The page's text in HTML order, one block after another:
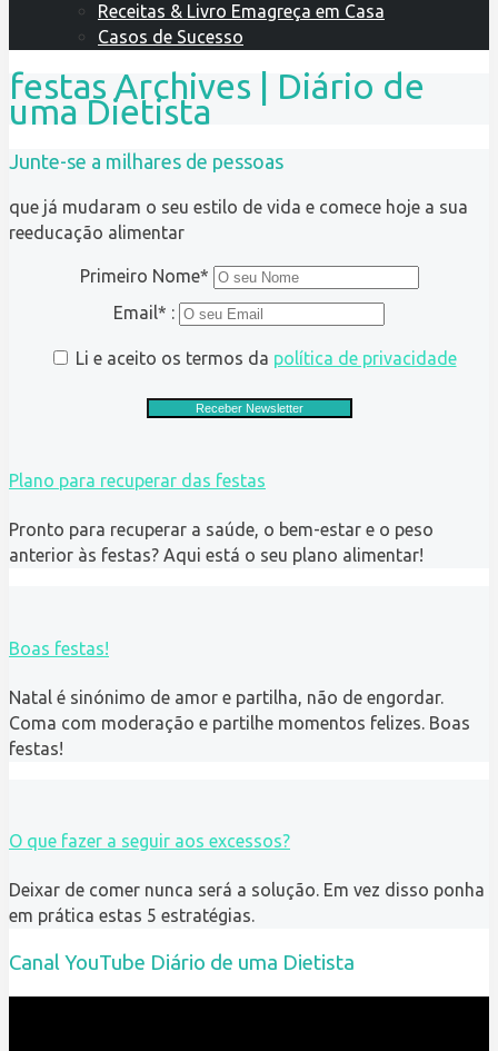
Receitas & Livro Emagreça em Casa
Casos de Sucesso
festas Archives | Diário de
uma Dietista
Junte-se a milhares de pessoas
que já mudaram o seu estilo de vida e comece hoje a sua
reeducação alimentar
Primeiro Nome*
Email* :
Li e aceito os termos da política de privacidade
Plano para recuperar das festas
Pronto para recuperar a saúde, o bem-estar e o peso
anterior às festas? Aqui está o seu plano alimentar!
Boas festas!
Natal é sinónimo de amor e partilha, não de engordar.
Coma com moderação e partilhe momentos felizes. Boas
festas!
O que fazer a seguir aos excessos?
Deixar de comer nunca será a solução. Em vez disso ponha
em prática estas 5 estratégias.
Canal YouTube Diário de uma Dietista